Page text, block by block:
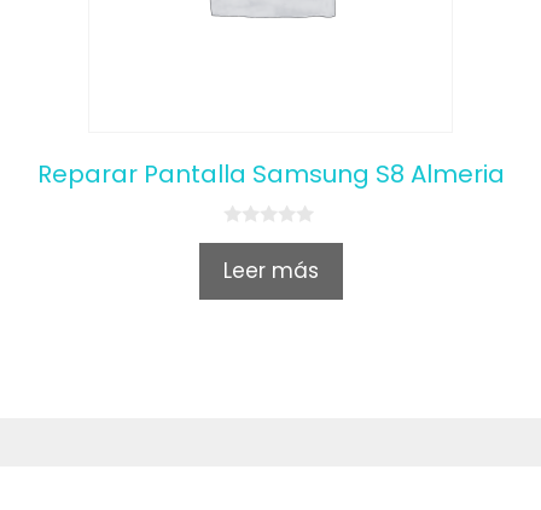
Reparar Pantalla Samsung S8 Almeria
0
u
Leer más